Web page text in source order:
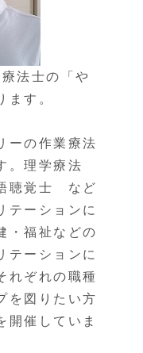
法士の「や
ます。
ーの作業療法
。理学療法
聴覚士 など
テーションに
・福祉などの
テーションに
れぞれの職種
を図りたい方
開催していま